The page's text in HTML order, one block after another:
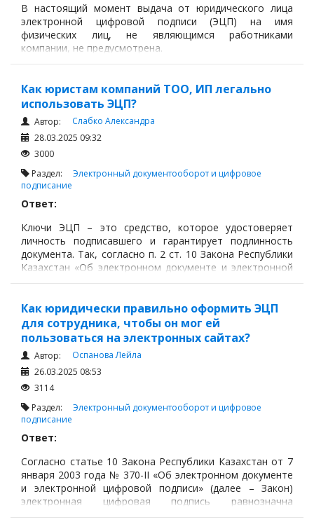
В настоящий момент выдача от юридического лица
электронной цифровой подписи (ЭЦП) на имя
физических лиц, не являющимся работниками
компании, не предусмотрена.
Как юристам компаний ТОО, ИП легально
использовать ЭЦП?
Автор:
Слабко Александра
28.03.2025 09:32
3000
Раздел: Электронный документооборот и цифровое
подписание
Ответ:
Ключи ЭЦП – это средство, которое удостоверяет
личность подписавшего и гарантирует подлинность
документа. Так, согласно п. 2 ст. 10 Закона Республики
Казахстан «Об электронном документе и электронной
цифровой подписи» (далее - Закон) закрытые ключи
законных основаниях.
Как юридически правильно оформить ЭЦП
для сотрудника, чтобы он мог ей
пользоваться на электронных сайтах?
Автор:
Оспанова Лейла
26.03.2025 08:53
3114
Раздел: Электронный документооборот и цифровое
подписание
Ответ:
Согласно статье 10 Закона Республики Казахстан от 7
января 2003 года № 370-II «Об электронном документе
и электронной цифровой подписи» (далее – Закон)
электронная цифровая подпись равнозначна
собственноручной подписи подписывающего лица и